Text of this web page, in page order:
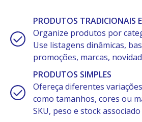
PRODUTOS TRADICIONAIS
Organize produtos por
Use listagens dinâmicas,
promoções, marcas,
PRODUTOS SIMPLES
Ofereça diferentes
como tamanhos, cores ou
SKU, peso e stock